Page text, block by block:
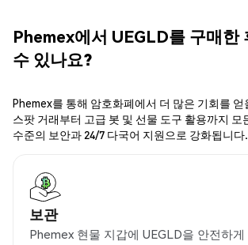
Phemex에서 UEGLD를 구매한
수 있나요?
Phemex를 통해 암호화폐에서 더 많은 기회를 얻
스팟 거래부터 고급 봇 및 선물 도구 활용까지 모
수준의 보안과 24/7 다국어 지원으로 강화됩니다.
보관
Phemex 현물 지갑에 UEGLD을 안전하